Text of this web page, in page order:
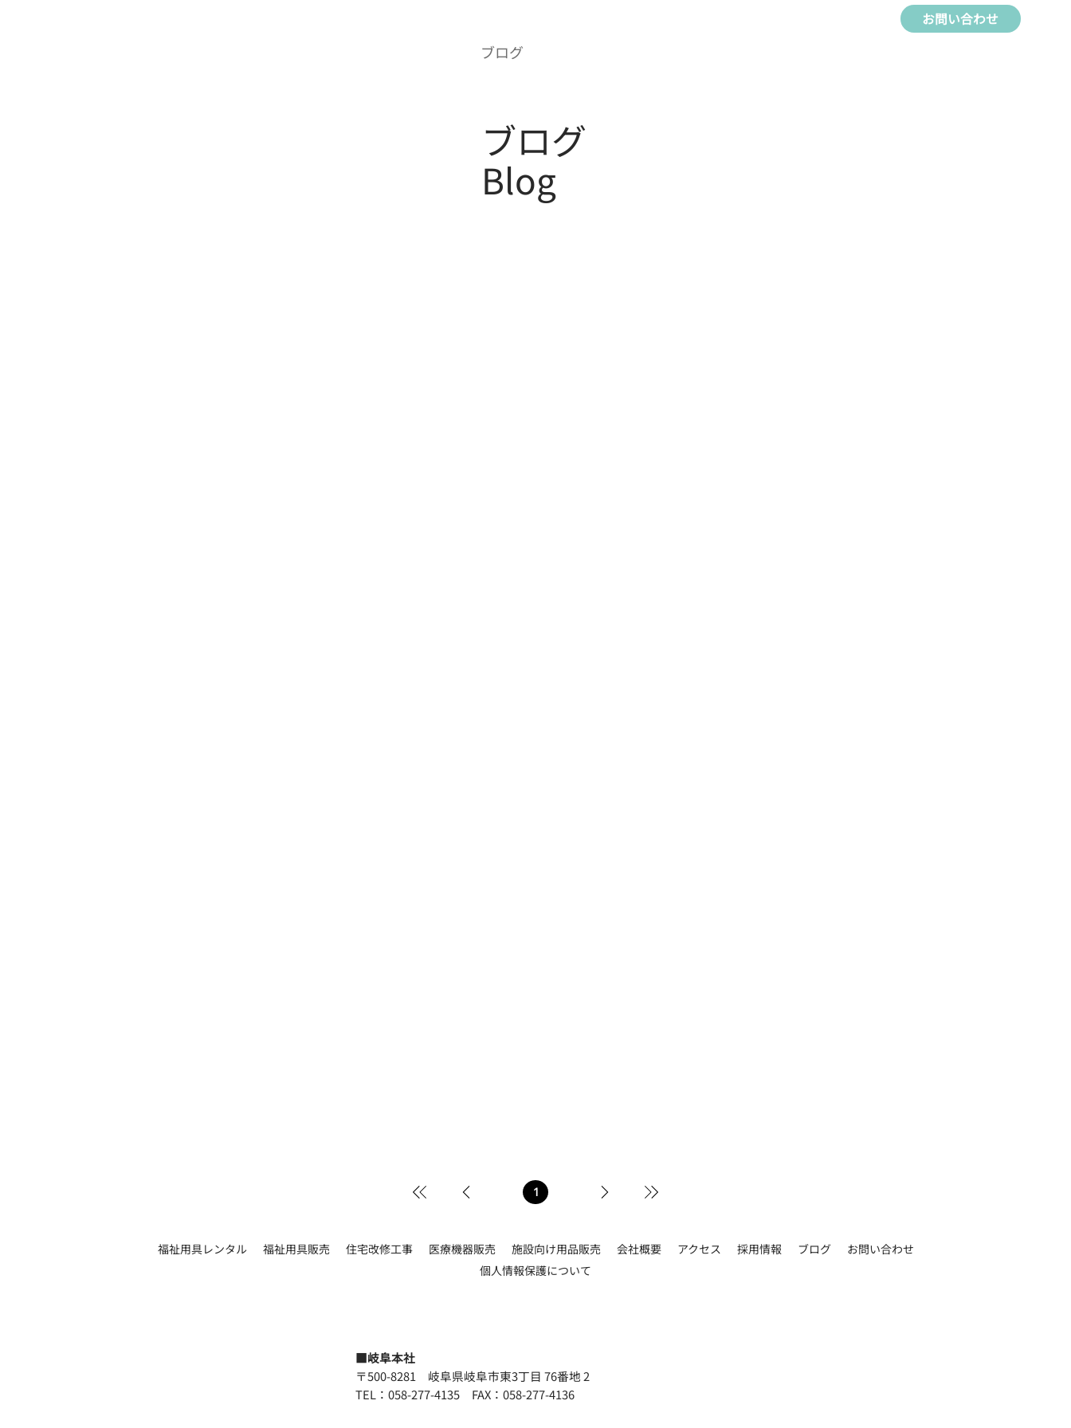
お問い合わせ
ブログ
​ブログ
Blog
11
ペ
福祉用具レンタル 福祉用具販売 住宅改修工事 医療機器販売 施設向け用品販売 会社概要 アクセス 採用情報 ブログ
お問い合わせ
個人情報保護について
■岐阜本社
〒500-8281 岐阜県岐阜市東3丁目 76番地 2
TEL：058-277-4135 FAX：058-277-4136